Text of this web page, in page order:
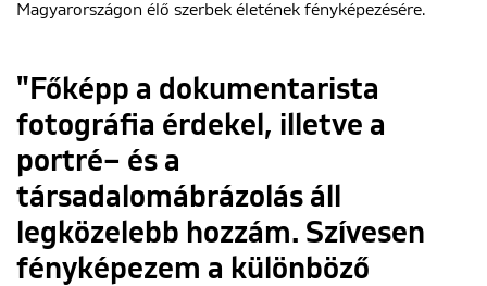
Magyarországon élő szerbek életének fényképezésére.
"Főképp a dokumentarista
fotográfia érdekel, illetve a
portré– és a
társadalomábrázolás áll
legközelebb hozzám. Szívesen
fényképezem a különböző